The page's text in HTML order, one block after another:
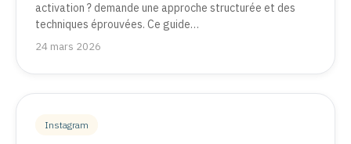
activation ? demande une approche structurée et des
techniques éprouvées. Ce guide…
24 mars 2026
Instagram